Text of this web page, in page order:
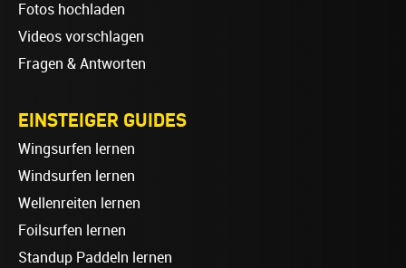
Fotos hochladen
Videos vorschlagen
Fragen & Antworten
EINSTEIGER GUIDES
Wingsurfen lernen
Windsurfen lernen
Wellenreiten lernen
Foilsurfen lernen
Standup Paddeln lernen